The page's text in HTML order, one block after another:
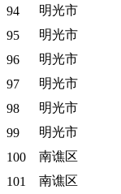
94
明光市
95
明光市
96
明光市
97
明光市
98
明光市
99
明光市
100
南谯区
101
南谯区